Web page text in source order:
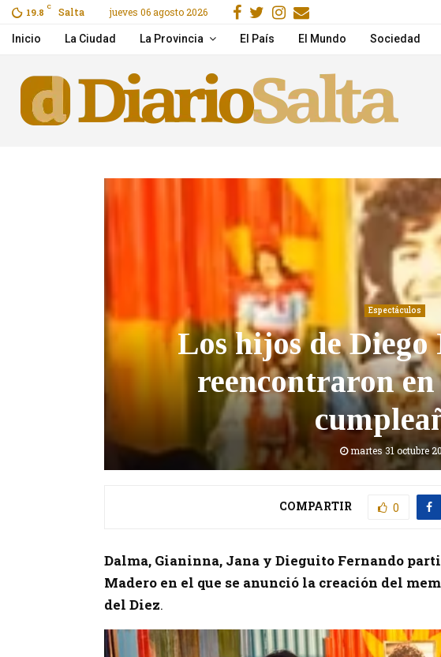
19.8 C Salta jueves 06 agosto 2026
por Flow La pobreza volvió a subir en el primer
Facebook
Gorjeo
Instagram
Email
Inicio La Ciudad La Provincia El País El Mundo Sociedad
Espectáculos
Los hijos de Diego
reencontraron en
martes 31 octubre
COMPARTIR 0
Dalma, Gianinna, Jana y Dieguito Fernando
Madero en el que se anunció la creación del
del Diez.